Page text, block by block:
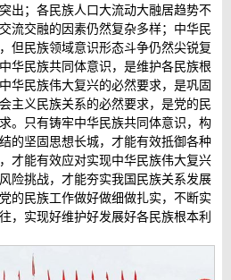
出；各民族人口大流动大融居趋势不
流交融的因素仍然复杂多样；中华民
但民族领域意识形态斗争仍然尖锐复
华民族共同体意识，是维护各民族根
华民族伟大复兴的必然要求，是巩固
主义民族关系的必然要求，是党的民
。只有铸牢中华民族共同体意识，构
的坚固思想长城，才能有效抵御各种
才能有效应对实现中华民族伟大复兴
险挑战，才能夯实我国民族关系发展
的民族工作做好做细做扎实，不断实
，实现好维护好发展好各民族根本利